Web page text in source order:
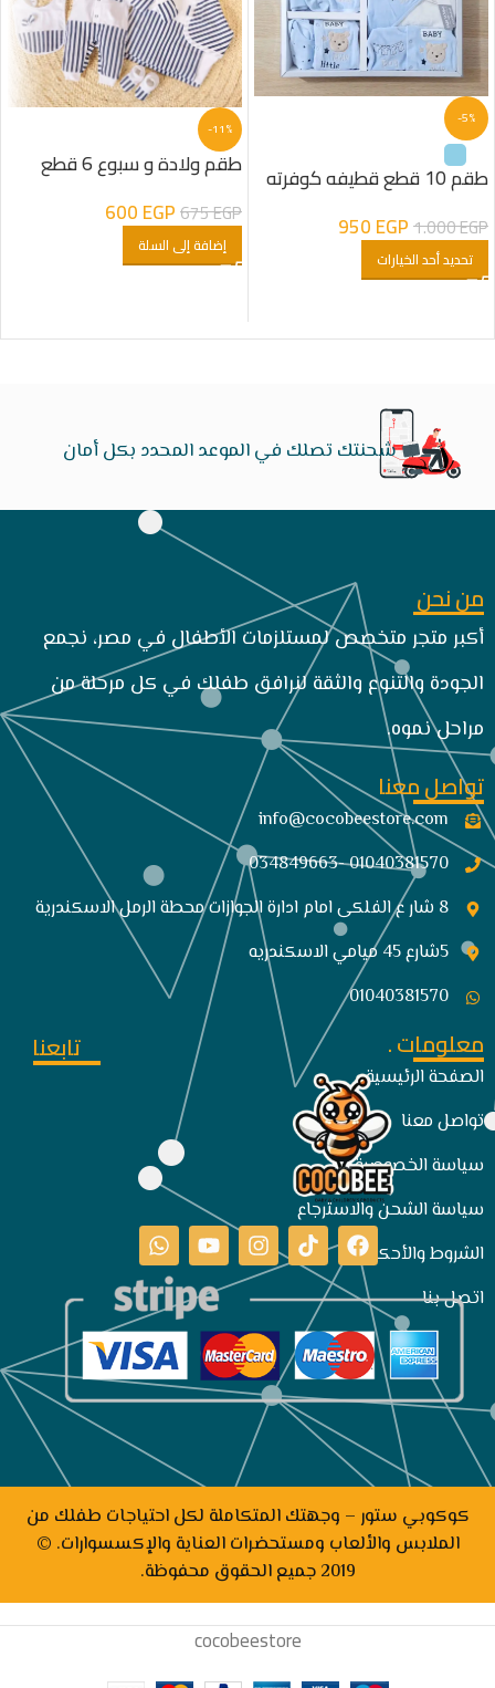
-5%
طقم 10 قطع قطيفه كوفرته
مبطنه فرو شكل دب اولادى
1.000EGP
950EGP
تحديد أحد الخيارات
-11%
طقم ولادة و سبوع 6 قطع
675EGP
600EGP
إضافة إلى السلة
شحنتك تصلك في الموعد المحدد بكل أمان
من نحن
أكبر متجر متخصص لمستلزمات الأطفال في مصر، نجمع
الجودة والتنوع والثقة لنرافق طفلك في كل مرحلة من
مراحل نموه.
تواصل معنا
info@cocobeestore.com​
01040381570 -034849663
8 شار ع الفلكى امام ادارة الجوازات محطة الرمل الاسكندرية
5شارع 45 ميامي الاسكندريه
01040381570
معلومات .
الصفحة الرئيسية
تواصل معنا
سياسة الخصوصية
سياسة الشحن والاسترجاع
الشروط والأحكام
اتصل بنا
تابعنا
كوكوبي ستور – وجهتك المتكاملة لكل احتياجات طفلك من
الملابس والألعاب ومستحضرات العناية والإكسسوارات. ©
2019 جميع الحقوق محفوظة.
cocobeestore